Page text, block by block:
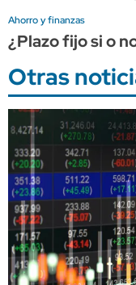
Ahorro y finanzas
¿Plazo fijo si o
Otras